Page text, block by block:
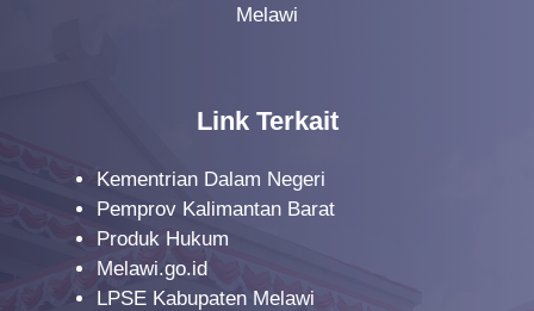
Melawi
Link Terkait
Kementrian Dalam Negeri
Pemprov Kalimantan Barat
Produk Hukum
Melawi.go.id
LPSE Kabupaten Melawi